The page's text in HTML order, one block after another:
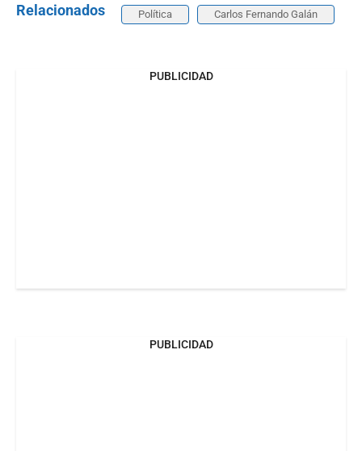
Relacionados Política Carlos Fernando Galán
PUBLICIDAD
PUBLICIDAD